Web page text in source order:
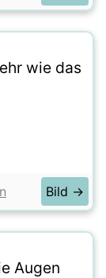
wie das
Bild →
Augen